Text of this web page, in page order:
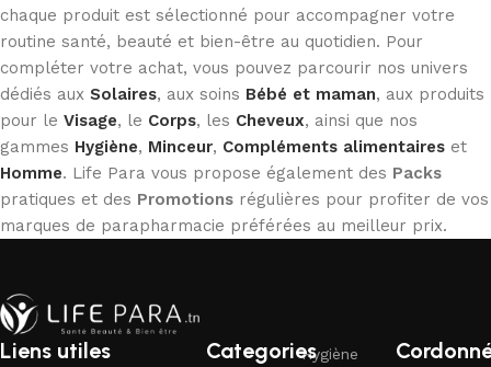
chaque produit est sélectionné pour accompagner votre
routine santé, beauté et bien-être au quotidien. Pour
compléter votre achat, vous pouvez parcourir nos univers
dédiés aux Solaires, aux soins Bébé et maman, aux produits
pour le Visage, le Corps, les Cheveux, ainsi que nos
gammes Hygiène, Minceur, Compléments alimentaires et
Homme. Life Para vous propose également des Packs
pratiques et des Promotions régulières pour profiter de vos
marques de parapharmacie préférées au meilleur prix.
Liens utiles CategoriesHygiène